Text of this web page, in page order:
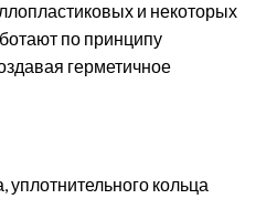
и некоторых
по принципу
герметичное
уплотнительного кольца